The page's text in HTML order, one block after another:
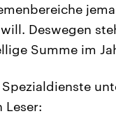
Deswegen
Summe im
Leser: